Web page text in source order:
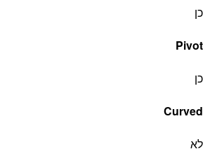
כן
Pivot
כן
‎ Curved
לא